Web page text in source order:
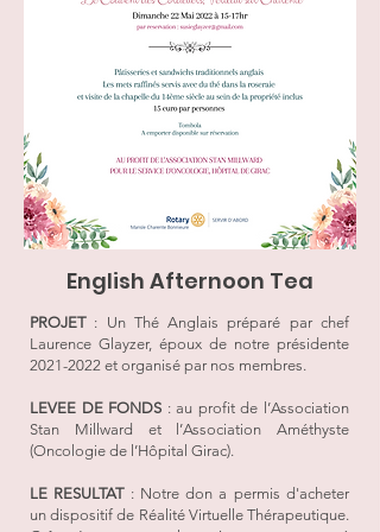
English Afternoon Tea
PROJET: Un Thé Anglais préparé par chef
Laurence Glayzer, époux de notre présidente
2021-2022 et organisé par nos membres.
LEVEE DE FONDS : au profit de l’Association
Stan Millward et l’Association Améthyste
(Oncologie de l’Hôpital Girac).
LE RESULTAT : Notre don a permis d'acheter
un dispositif de Réalité Virtuelle Thérapeutique.